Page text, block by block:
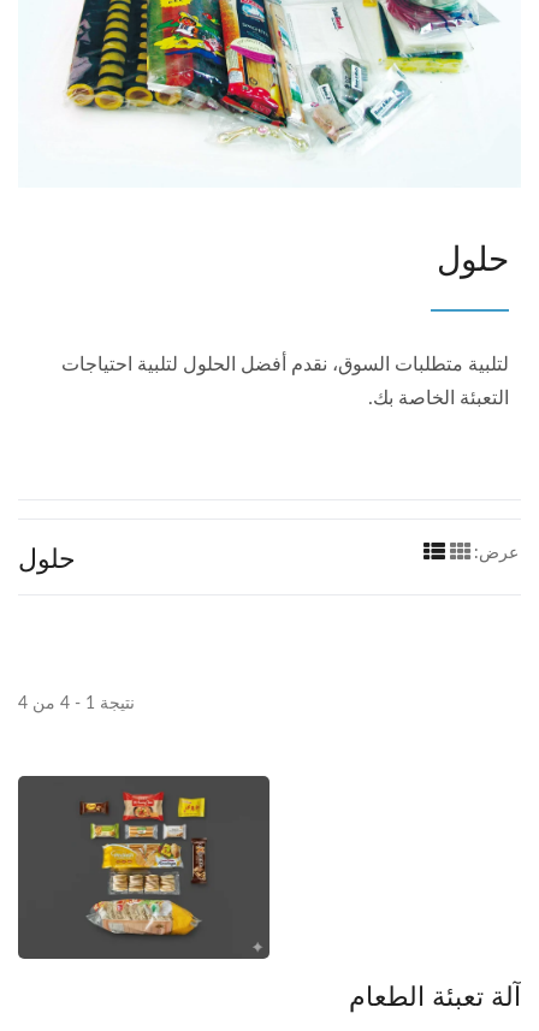
حلول
لتلبية متطلبات السوق، نقدم أفضل الحلول لتلبية احتياجات
التعبئة الخاصة بك.
حلول عرض:
نتيجة 1 - 4 من 4
آلة تعبئة الطعام